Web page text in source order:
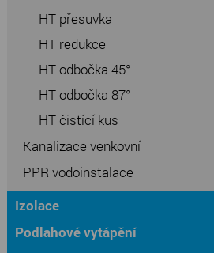
HT přesuvka
HT redukce
HT odbočka 45°
HT odbočka 87°
HT čistící kus
Kanalizace venkovní
PPR vodoinstalace
Izolace
Podlahové vytápění